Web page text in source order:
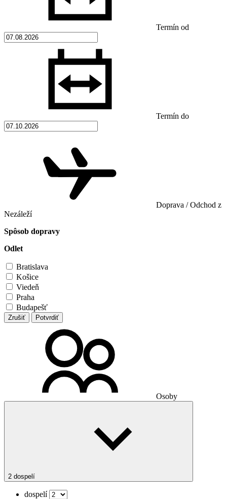
Termín od
Termín do
Doprava / Odchod z
Nezáleží
Spôsob dopravy
Odlet
Bratislava
Košice
Viedeň
Praha
Budapešť
Zrušiť Potvrdiť
Osoby
2 dospelí
dospelí